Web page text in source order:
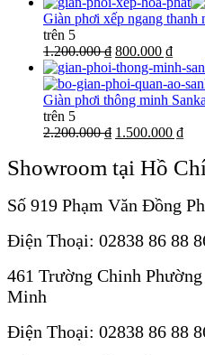
Giàn phơi xếp ngang thanh
trên 5
1.200.000 ₫ 800.000 ₫
Giàn phơi thông minh
trên 5
2.200.000 ₫ 1.500.000 ₫
Showroom tại Hồ
Số 919 Phạm Văn Đồng
Điện Thoại: 02838 86 88
461 Trường Chinh
Minh
Điện Thoại: 02838 86 88